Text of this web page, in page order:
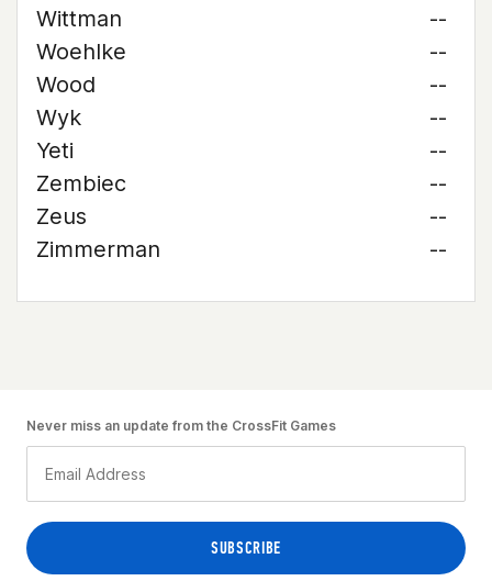
Wittman
--
Woehlke
--
Wood
--
Wyk
--
Yeti
--
Zembiec
--
Zeus
--
Zimmerman
--
Never miss an update from the CrossFit Games